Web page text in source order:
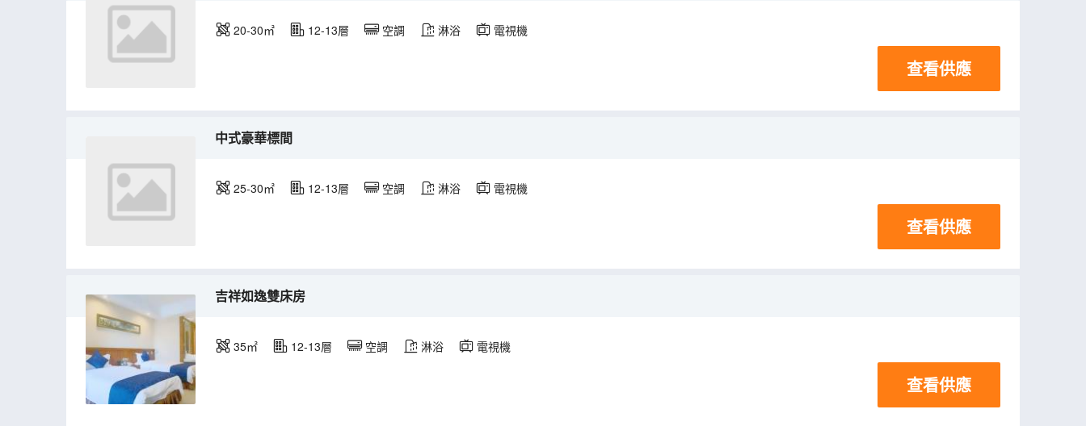
20-30㎡ 12-13層 空調 淋浴 電視機
查看供應
中式豪華標間
25-30㎡ 12-13層 空調 淋浴 電視機
查看供應
吉祥如逸雙床房
35㎡ 12-13層 空調 淋浴 電視機
查看供應